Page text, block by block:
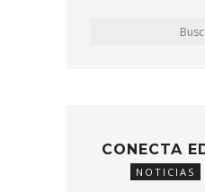
CONECTA
NOTICIAS